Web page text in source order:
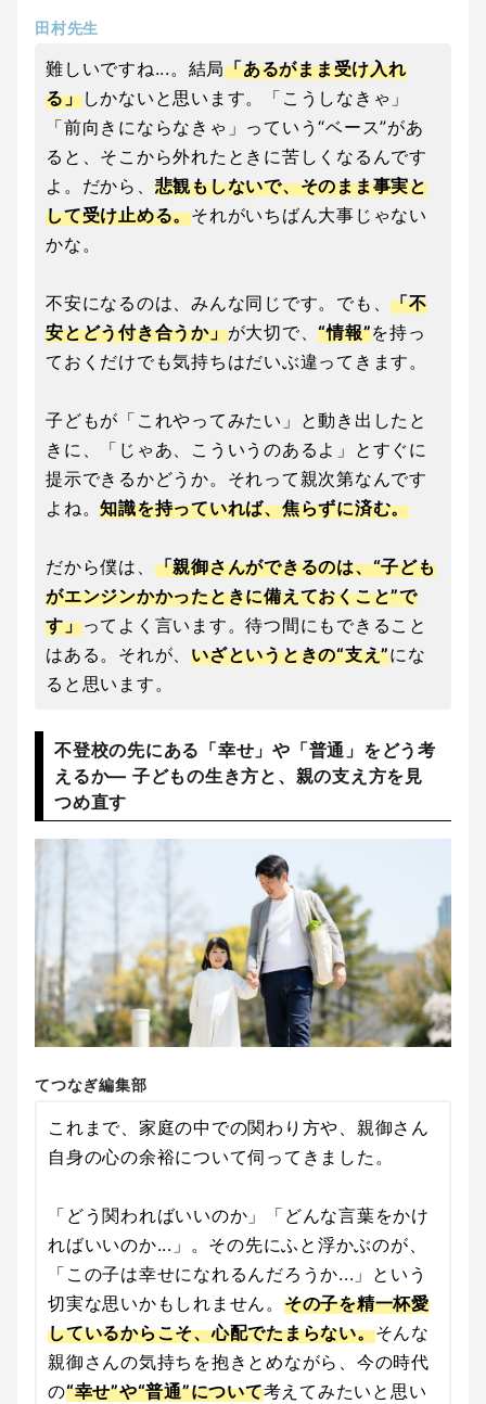
田村先生
難しいですね...。結局「あるがまま受け入れ
る」しかないと思います。「こうしなきゃ」
「前向きにならなきゃ」っていう“ベース”があ
ると、そこから外れたときに苦しくなるんです
よ。だから、 悲観もしないで、そのまま事実と
して受け止める。それがいちばん大事じゃない
かな。
不安になるのは、みんな同じです。でも、「不
安とどう付き合うか」が大切で、“情報”を持っ
ておくだけでも気持ちはだいぶ違ってきます。
子どもが「これやってみたい」と動き出したと
きに、「じゃあ、こういうのあるよ」とすぐに
提示できるかどうか。それって親次第なんです
よね。知識を持っていれば、焦らずに済む。
だから僕は、 「親御さんができるのは、“子ども
がエンジンかかったときに備えておくこと”で
す」ってよく言います。待つ間にもできること
はある。それが、 いざというときの“支え”にな
ると思います。
不登校の先にある「幸せ」や「普通」をどう考
えるか― 子どもの生き方と、親の支え方を見
つめ直す
てつなぎ編集部
これまで、家庭の中での関わり方や、親御さん
自身の心の余裕について伺ってきました。
「どう関わればいいのか」「どんな言葉をかけ
ればいいのか...」。その先にふと浮かぶのが、
「この子は幸せになれるんだろうか...」という
切実な思いかもしれません。 その子を精一杯愛
しているからこそ、心配でたまらない。そんな
親御さんの気持ちを抱きとめながら、今の時代
の“幸せ”や“普通”について考えてみたいと思い